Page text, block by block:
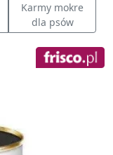
Karmy mokre
dla psów